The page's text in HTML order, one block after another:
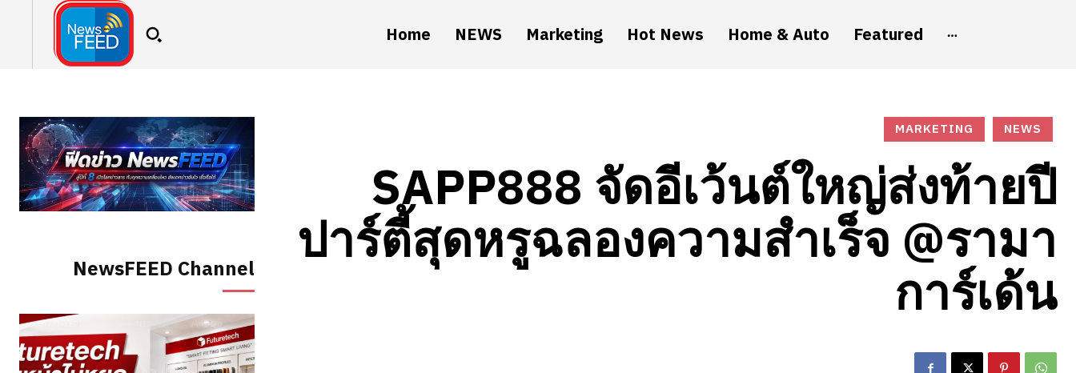
Home NEWS Marketing Hot News Home & Auto Featured
NewsFEED Channel
MARKETING NEWS
SAPP888 จัดอีเว้นต์ใหญ่ส่งท้ายปี
ปาร์ตี้สุดหรูฉลองความสำเร็จ @รามา
การ์เด้น